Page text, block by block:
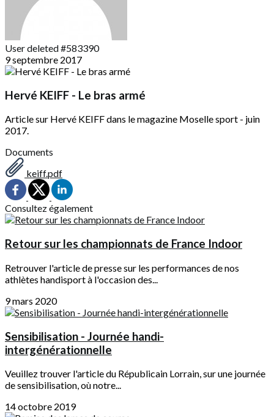
User deleted #583390
9 septembre 2017
Hervé KEIFF - Le bras armé
Article sur Hervé KEIFF dans le magazine Moselle sport - juin
2017.
Documents
keiff.pdf
Consultez également
Retour sur les championnats de France Indoor
Retrouver l'article de presse sur les performances de nos
athlètes handisport à l'occasion des...
9 mars 2020
Sensibilisation - Journée handi-
intergénérationnelle
Veuillez trouver l'article du Républicain Lorrain, sur une journée
de sensibilisation, où notre...
14 octobre 2019